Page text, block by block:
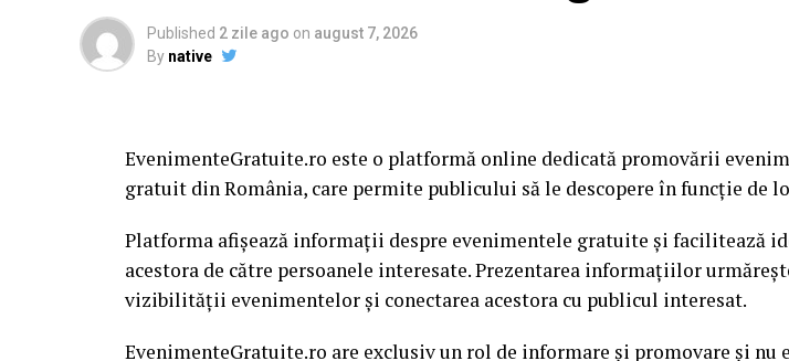
Published 2 zile ago on august 7, 2026
By native
EvenimenteGratuite.ro este o platformă online dedicată promovării
gratuit din România, care permite publicului să le descopere în funcție de
Platforma afișează informații despre evenimentele gratuite și facilitează
acestora de către persoanele interesate. Prezentarea informațiilor
vizibilității evenimentelor și conectarea acestora cu publicul interesat.
EvenimenteGratuite.ro are exclusiv un rol de informare și promovare și nu